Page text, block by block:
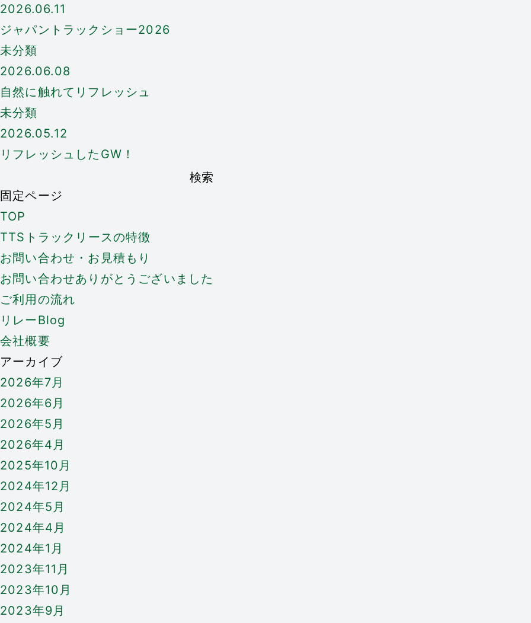
2026.06.11
ジャパントラックショー2026
未分類
2026.06.08
自然に触れてリフレッシュ
未分類
2026.05.12
リフレッシュしたGW！
索:
固定ページ
TOP
TTSトラックリースの特徴
お問い合わせ・お見積もり
お問い合わせありがとうございました
ご利用の流れ
リレーBlog
会社概要
アーカイブ
2026年7月
2026年6月
2026年5月
2026年4月
2025年10月
2024年12月
2024年5月
2024年4月
2024年1月
2023年11月
2023年10月
2023年9月